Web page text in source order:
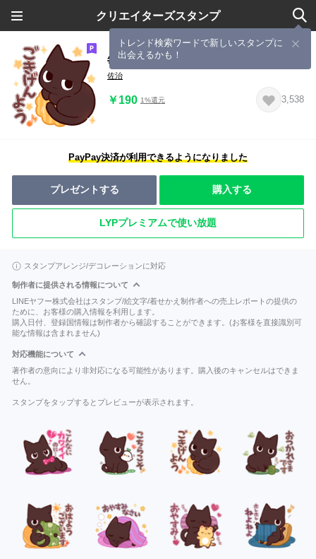
クリエイターズスタンプ
トレンド検索ワードで新しいスタンプに
出会えるかも！
毎日使えるまっくろねこさん５
佐治
￥190 1%還元 3,538
PayPay決済が利用できるようになりました
プレゼントする 購入する
LYPプレミアムで使い放題
スタンプアレンジ/デコレーションに対応
制作者に提供される情報について
LINEヤフー株式会社はスタンプ/絵文字/着せかえ制作者への売上レポートの提供の
ために、お客様の購入情報を利用します。
購入日付、登録国情報は制作者から確認することができます。(お客様を直接識別可
能な情報は含まれません)
対応機能について
著作者の意向により非対応になる可能性があります。購入後のキャンセルはできま
せん。
スタンプをタップするとプレビューが表示されます。